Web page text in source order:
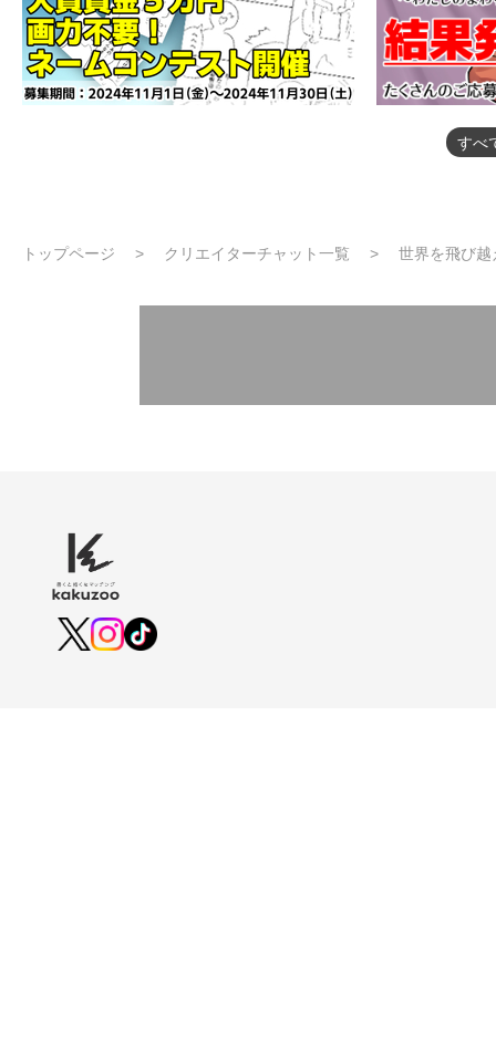
すべ
トップページ クリエイターチャット一覧 世界を飛び